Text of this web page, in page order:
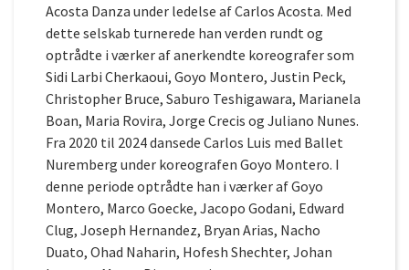
Acosta Danza under ledelse af Carlos Acosta. Med
dette selskab turnerede han verden rundt og
optrådte i værker af anerkendte koreografer som
Sidi Larbi Cherkaoui, Goyo Montero, Justin Peck,
Christopher Bruce, Saburo Teshigawara, Marianela
Boan, Maria Rovira, Jorge Crecis og Juliano Nunes.
Fra 2020 til 2024 dansede Carlos Luis med Ballet
Nuremberg under koreografen Goyo Montero. I
denne periode optrådte han i værker af Goyo
Montero, Marco Goecke, Jacopo Godani, Edward
Clug, Joseph Hernandez, Bryan Arias, Nacho
Duato, Ohad Naharin, Hofesh Shechter, Johan